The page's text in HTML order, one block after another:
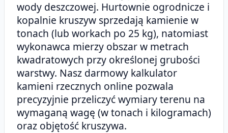
wody deszczowej. Hurtownie ogrodnicze i
kopalnie kruszyw sprzedają kamienie w
tonach (lub workach po 25 kg), natomiast
wykonawca mierzy obszar w metrach
kwadratowych przy określonej grubości
warstwy. Nasz darmowy kalkulator
kamieni rzecznych online pozwala
precyzyjnie przeliczyć wymiary terenu na
wymaganą wagę (w tonach i kilogramach)
oraz objętość kruszywa.